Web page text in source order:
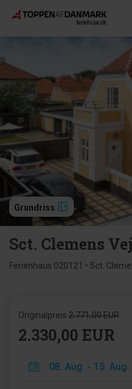
Grundriss
Sct. Clemens
Ferienhaus 020121 • Sct.
Originalpreis 2.771,00 EUR
2.330,00 EUR